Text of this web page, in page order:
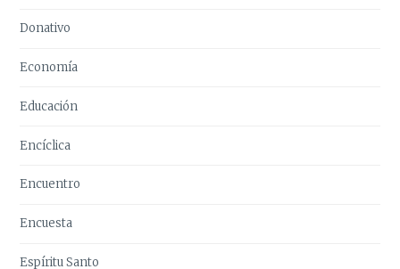
Donativo
Economía
Educación
Encíclica
Encuentro
Encuesta
Espíritu Santo